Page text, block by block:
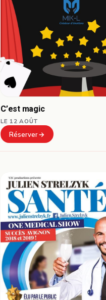
C’est magic
LE 12 AOÛT
Réserver